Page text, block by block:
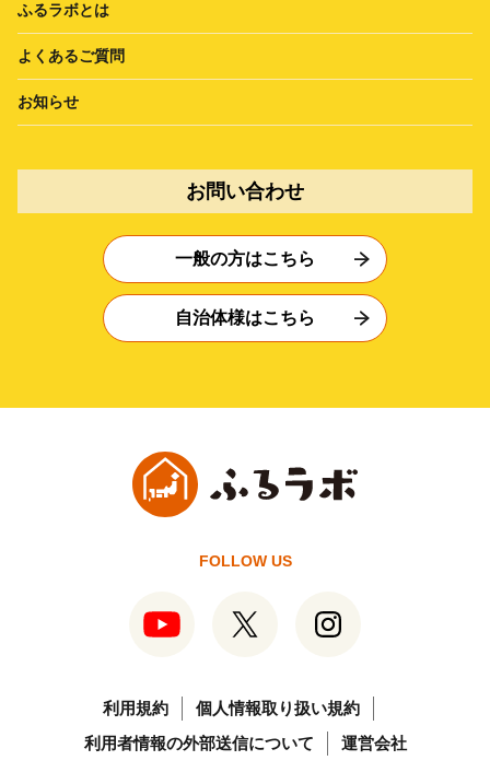
ふるラボとは
よくあるご質問
お知らせ
お問い合わせ
一般の方はこちら
自治体様はこちら
FOLLOW US
利用規約
個人情報取り扱い規約
利用者情報の外部送信について
運営会社